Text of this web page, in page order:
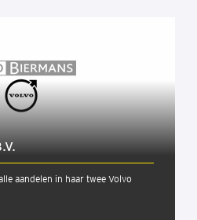
aandelen in haar twee Volvo